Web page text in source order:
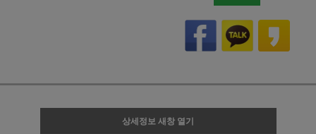
상세정보 새창 열기